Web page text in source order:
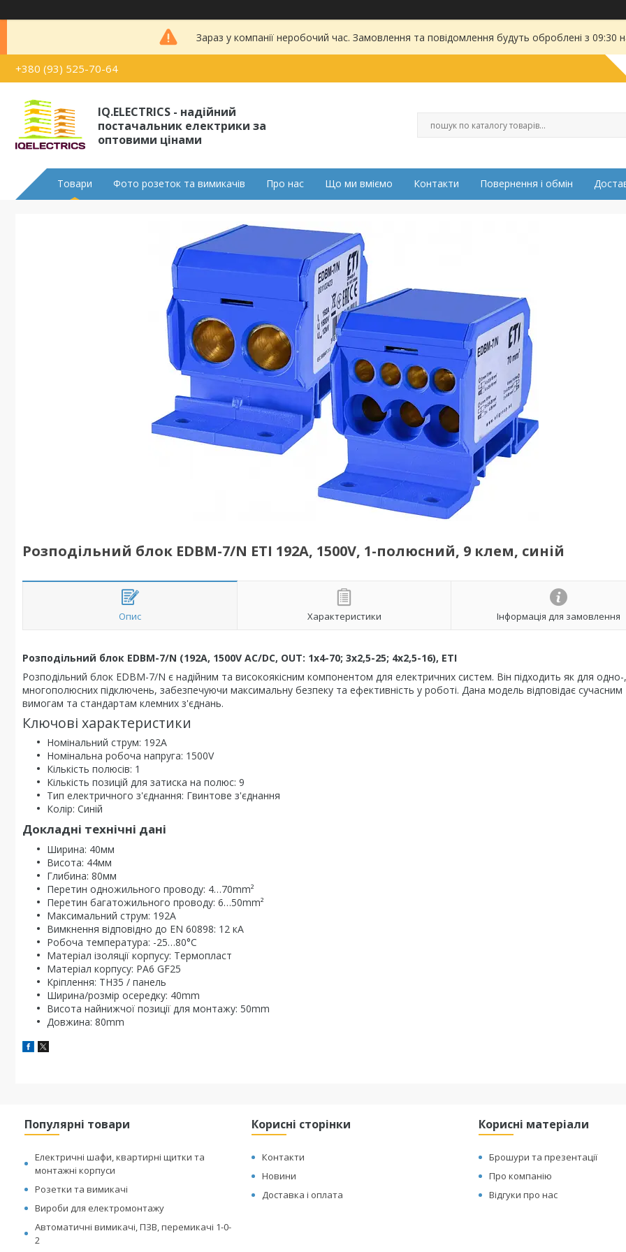
Зараз у компанії неробочий час. Замовлення та повідомлення будуть оброблені з
+380 (93) 525-70-64
IQ.ELECTRICS - надійний
постачальник електрики за
оптовими цінами
Товари Фото розеток та вимикачів Про нас Що ми вміємо Контакти Повернення і обмін
Розподільний блок EDBM-7/N ETI 192A, 1500V, 1-полюсний, 9 клем, синій
Опис Характеристики Інформація для замовлення
Розподільний блок EDBM-7/N (192А, 1500V AC/DC, OUT: 1x4-70; 3x2,5-25; 4x2,5-16), ETI
Розподільний блок EDBM-7/N є надійним та високоякісним компонентом для електричних систем. Він підходить як для одно-,
многополюсних підключень, забезпечуючи максимальну безпеку та ефективність у роботі. Дана модель відповідає сучасним
вимогам та стандартам клемних з'єднань.
Ключові характеристики
Номінальний струм: 192А
Номінальна робоча напруга: 1500V
Кількість полюсів: 1
Кількість позицій для затиска на полюс: 9
Тип електричного з'єднання: Гвинтове з'єднання
Колір: Синій
Докладні технічні дані
Ширина: 40мм
Висота: 44мм
Глибина: 80мм
Перетин одножильного проводу: 4…70mm²
Перетин багатожильного проводу: 6…50mm²
Максимальний струм: 192A
Вимкнення відповідно до EN 60898: 12 кА
Робоча температура: -25…80°C
Матеріал ізоляції корпусу: Термопласт
Матеріал корпусу: PA6 GF25
Кріплення: TH35 / панель
Ширина/розмір осередку: 40mm
Висота найнижчої позиції для монтажу: 50mm
Довжина: 80mm
Популярні товари
Електричні шафи, квартирні щитки та
монтажні корпуси
Розетки та вимикачі
Вироби для електромонтажу
Автоматичні вимикачі, ПЗВ, перемикачі 1-0-
2
Корисні сторінки
Контакти
Новини
Доставка і оплата
Корисні матеріали
Брошури та презентації
Про компанію
Відгуки про нас